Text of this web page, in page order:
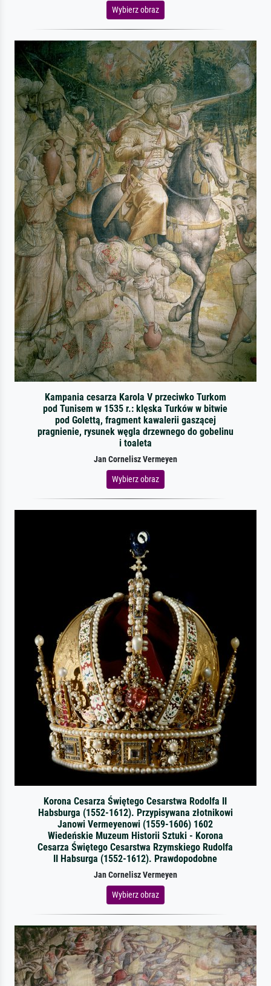
Wybierz obraz
Kampania cesarza Karola V przeciwko Turkom
pod Tunisem w 1535 r.: klęska Turków w bitwie
pod Golettą, fragment kawalerii gaszącej
pragnienie, rysunek węgla drzewnego do gobelinu
i toaleta
Jan Cornelisz Vermeyen
Wybierz obraz
Korona Cesarza Świętego Cesarstwa Rodolfa II
Habsburga (1552-1612). Przypisywana złotnikowi
Janowi Vermeyenowi (1559-1606) 1602
Wiedeńskie Muzeum Historii Sztuki - Korona
Cesarza Świętego Cesarstwa Rzymskiego Rudolfa
II Habsurga (1552-1612). Prawdopodobne
Jan Cornelisz Vermeyen
Wybierz obraz